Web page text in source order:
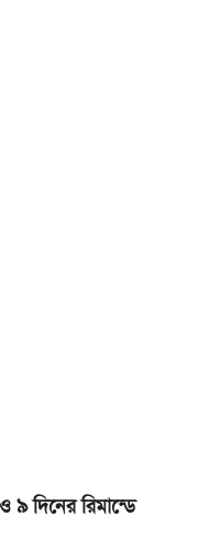
দিনের রিমান্ডে